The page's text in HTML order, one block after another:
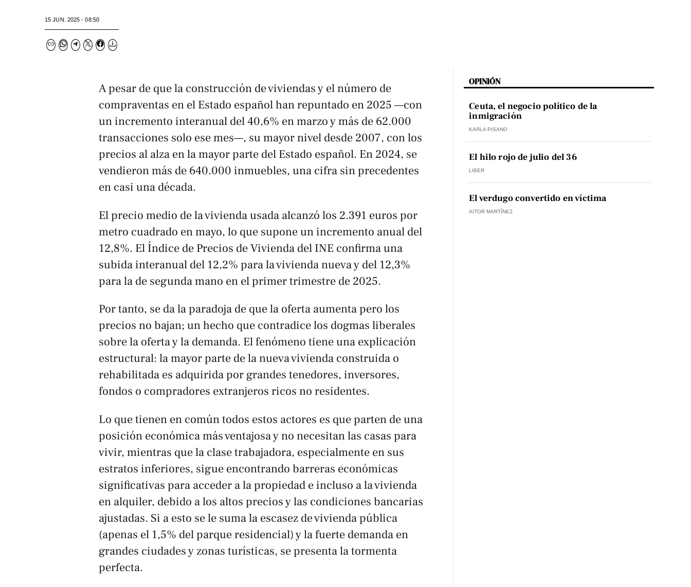
15 JUN. 2025 - 08:50
A pesar de que la construcción de viviendas y el número de
compraventas en el Estado español han repuntado en 2025 —con
un incremento interanual del 40,6% en marzo y más de 62.000
transacciones solo ese mes—, su mayor nivel desde 2007, con los
precios al alza en la mayor parte del Estado español. En 2024, se
vendieron más de 640.000 inmuebles, una cifra sin precedentes
en casi una década.
El precio medio de la vivienda usada alcanzó los 2.391 euros por
metro cuadrado en mayo, lo que supone un incremento anual del
12,8%. El Índice de Precios de Vivienda del INE confirma una
subida interanual del 12,2% para la vivienda nueva y del 12,3%
para la de segunda mano en el primer trimestre de 2025.
Por tanto, se da la paradoja de que la oferta aumenta pero los
precios no bajan; un hecho que contradice los dogmas liberales
sobre la oferta y la demanda. El fenómeno tiene una explicación
estructural: la mayor parte de la nueva vivienda construida o
rehabilitada es adquirida por grandes tenedores, inversores,
fondos o compradores extranjeros ricos no residentes.
Lo que tienen en común todos estos actores es que parten de una
posición económica más ventajosa y no necesitan las casas para
vivir, mientras que la clase trabajadora, especialmente en sus
estratos inferiores, sigue encontrando barreras económicas
significativas para acceder a la propiedad e incluso a la vivienda
en alquiler, debido a los altos precios y las condiciones bancarias
ajustadas. Si a esto se le suma la escasez de vivienda pública
(apenas el 1,5% del parque residencial) y la fuerte demanda en
grandes ciudades y zonas turísticas, se presenta la tormenta
perfecta.
OPINIÓN
Ceuta, el negocio político de la
inmigración
KARLA PISANO
El hilo rojo de julio del 36
LIBER
El verdugo convertido en víctima
AITOR MARTÍNEZ